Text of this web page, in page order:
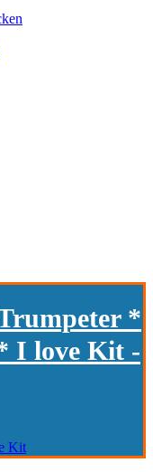
*
I love Kit -
Kit